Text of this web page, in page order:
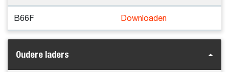
B66F Downloaden
Oudere laders